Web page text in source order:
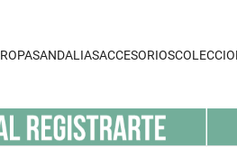
ROPASANDALIASACCESORIOS